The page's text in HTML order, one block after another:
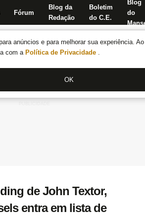
anúncios e para melhorar sua experiência.
com a Política de Privacidade .
OK
Fórum
Blog da
Redação
Boletim
do C.E.
Blog
do
de John Textor,
entra em lista de